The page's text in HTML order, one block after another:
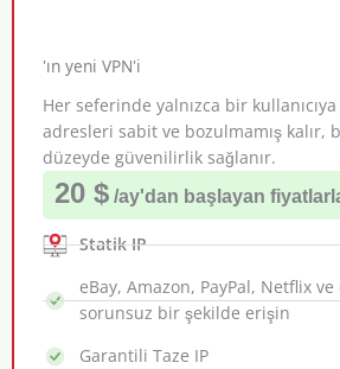
'ın yeni VPN'i
Her seferinde yalnızca bir
adresleri sabit ve bozulmamış kalır,
düzeyde güvenilirlik sağlanır.
20 $ /ay'dan başlayan
Statik IP
eBay, Amazon, PayPal, Netflix
sorunsuz bir şekilde erişin
Garantili Taze IP